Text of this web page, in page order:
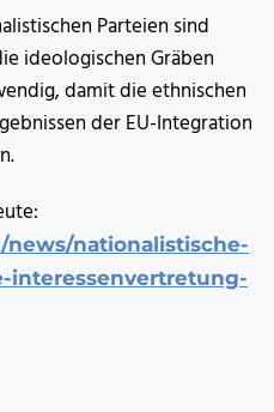
Parteien sind
ideologischen Gräben
damit die ethnischen
der EU-Integration
nationalistische-
interessenvertretung-